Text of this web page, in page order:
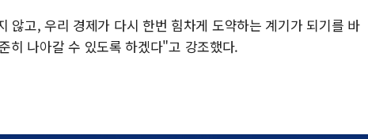
않고, 우리 경제가 다시 한번 힘차게 도약하는 계기가 되기를 바
나아갈 수 있도록 하겠다"고 강조했다.ㅤ